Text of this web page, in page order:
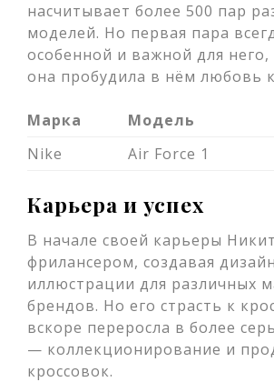
насчитывает более 500 пар
моделей. Но первая пара
особенной и важной для
она пробудила в нём любовь
Марка Модель
Nike
Air Force 1
Карьера и успех
В начале своей карьеры
фрилансером, создавая
иллюстрации для различных
брендов. Но его страсть к
вскоре переросла в более
— коллекционирование и
кроссовок.